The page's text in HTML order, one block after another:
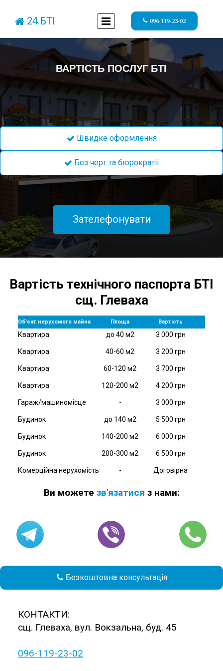
 096-119-23-02
24.БТІ
ВАРТІСТЬ ПОСЛУГ БТІ
 Швидке оформлення
 Без черг та бюрократії
Зателефонувати
Вартість технічного паспорта БТІ
сщ. Глеваха
Об'єкт нерухомого майна Площа Вартість
Квартира до 40 м2 3 000 грн
Квартира 40-60 м2 3 200 грн
Квартира 60-120 м2 3 700 грн
Квартира 120-200 м2 4 200 грн
Гараж/машиномісце - 3 000 грн
Будинок до 140 м2 5 500 грн
Будинок 140-200 м2 6 000 грн
Будинок 200-300 м2 6 500 грн
Комерційна нерухомість - Договірна
Ви можете зв'язатися з нами:
 Безкоштовна консультація
КОНТАКТИ:
сщ. Глеваха, вул. Вокзальна, буд. 45
096-119-23-02